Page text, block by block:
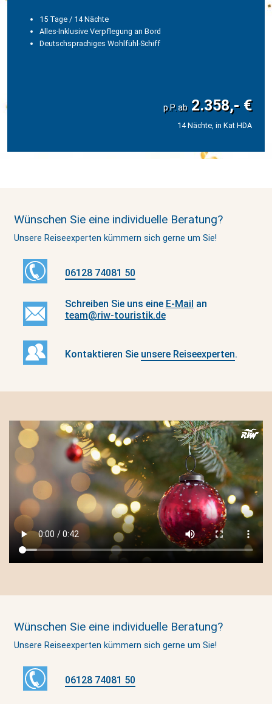
15 Tage / 14 Nächte
Alles-Inklusive Verpflegung an Bord
Deutschsprachiges Wohlfühl-Schiff
2.358,- €
14 Nächte, in Kat HDA
Wünschen Sie eine individuelle Beratung?
Unsere Reiseexperten kümmern sich gerne um Sie!
06128 74081 50
Schreiben Sie uns eine E-Mail an
team@riw-touristik.de
Kontaktieren Sie unsere Reiseexperten.
Wünschen Sie eine individuelle Beratung?
Unsere Reiseexperten kümmern sich gerne um Sie!
06128 74081 50